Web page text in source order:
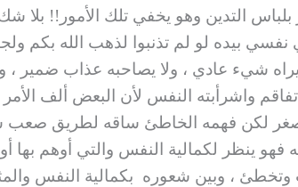
التدين وهو يخفي تلك الأمور!! بلا شك
بيده لو لم تذنبوا لذهب الله بكم
شيء عادي ، ولا يصاحبه عذاب ضمير ،
واشرأبته النفس لأن البعض ألف
لكن فهمه الخاطئ ساقه لطريق صعب
ينظر لكمالية النفس والتي أوهم بها
، وبين شعوره بكمالية النفس